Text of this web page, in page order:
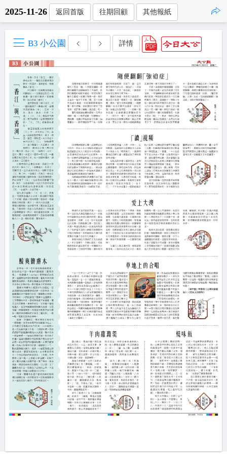
2025-11-26 返回首版 往期回顧 其他報紙
B3 小公園 詳情